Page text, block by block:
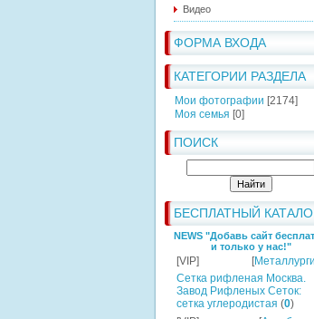
Видео
ФОРМА ВХОДА
КАТЕГОРИИ РАЗДЕЛА
Мои фотографии [2174]
Моя семья [0]
ПОИСК
БЕСПЛАТНЫЙ
NEWS "Добавь сайт
и только у нас!"
[VIP] [
Сетка рифленая Москва.
Завод Рифленых Сеток:
сетка углеродистая (0)